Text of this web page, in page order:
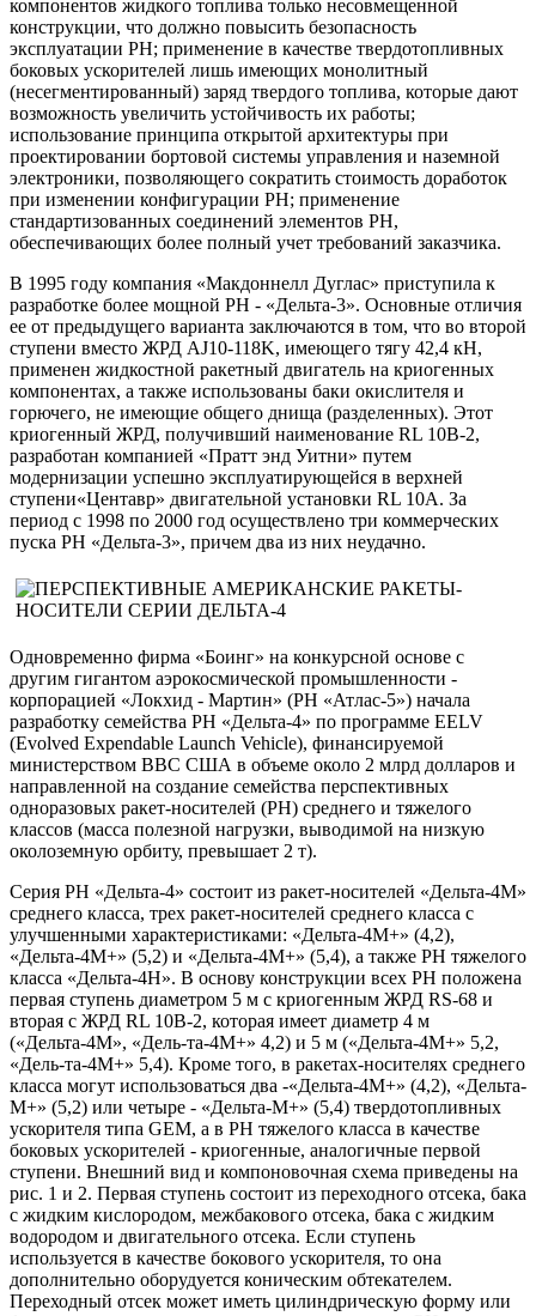
компонентов жидкого топлива только несовмещенной
конструкции, что должно повысить безопасность
эксплуатации РН; применение в качестве твердотопливных
боковых ускорителей лишь имеющих монолитный
(несегментированный) заряд твердого топлива, которые дают
возможность увеличить устойчивость их работы;
использование принципа открытой архитектуры при
проектировании бортовой системы управления и наземной
электроники, позволяющего сократить стоимость доработок
при изменении конфигурации РН; применение
стандартизованных соединений элементов РН,
обеспечивающих более полный учет требований заказчика.
В 1995 году компания «Макдоннелл Дуглас» приступила к
разработке более мощной РН - «Дельта-3». Основные отличия
ее от предыдущего варианта заключаются в том, что во второй
ступени вместо ЖРД AJ10-118K, имеющего тягу 42,4 кН,
применен жидкостной ракетный двигатель на криогенных
компонентах, а также использованы баки окислителя и
горючего, не имеющие общего днища (разделенных). Этот
криогенный ЖРД, получивший наименование RL 10B-2,
разработан компанией «Пратт энд Уитни» путем
модернизации успешно эксплуатирующейся в верхней
ступени«Центавр» двигательной установки RL 10A. За
период с 1998 по 2000 год осуществлено три коммерческих
пуска РН «Дельта-3», причем два из них неудачно.
Одновременно фирма «Боинг» на конкурсной основе с
другим гигантом аэрокосмической промышленности -
корпорацией «Локхид - Мартин» (РН «Атлас-5») начала
разработку семейства РН «Дельта-4» по программе EELV
(Evolved Expendable Launch Vehicle), финансируемой
министерством ВВС США в объеме около 2 млрд долларов и
направленной на создание семейства перспективных
одноразовых ракет-носителей (РН) среднего и тяжелого
классов (масса полезной нагрузки, выводимой на низкую
околоземную орбиту, превышает 2 т).
Серия РН «Дельта-4» состоит из ракет-носителей «Дельта-4М»
среднего класса, трех ракет-носителей среднего класса с
улучшенными характеристиками: «Дельта-4М+» (4,2),
«Дельта-4М+» (5,2) и «Дельта-4М+» (5,4), а также РН тяжелого
класса «Дельта-4Н». В основу конструкции всех РН положена
первая ступень диаметром 5 м с криогенным ЖРД RS-68 и
вторая с ЖРД RL 10B-2, которая имеет диаметр 4 м
(«Дельта-4М», «Дель-та-4М+» 4,2) и 5 м («Дельта-4М+» 5,2,
«Дель-та-4М+» 5,4). Кроме того, в ракетах-носителях среднего
класса могут использоваться два -«Дельта-4М+» (4,2), «Дельта-
М+» (5,2) или четыре - «Дельта-М+» (5,4) твердотопливных
ускорителя типа GEM, а в РН тяжелого класса в качестве
боковых ускорителей - криогенные, аналогичные первой
ступени. Внешний вид и компоновочная схема приведены на
рис. 1 и 2. Первая ступень состоит из переходного отсека, бака
с жидким кислородом, межбакового отсека, бака с жидким
водородом и двигательного отсека. Если ступень
используется в качестве бокового ускорителя, то она
дополнительно оборудуется коническим обтекателем.
Переходный отсек может иметь цилиндрическую форму или